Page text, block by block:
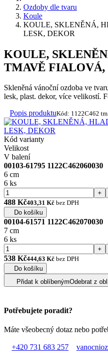
Ozdoby dle tvaru
Koule
KOULE, SKLENĚNÁ,
LESK, DEKOR
KOULE,
TMAVĚ FIALOVÁ,
Skleněná vánoční ozdoba ve
lesk, plast. dekor, více velikostí.
Popis produktuKód: 1122C462
Kód varianty
Velikost
V balení
00103-61795 1122C462060030
6 cm
6 ks
+
488 Kč403,31 Kč bez DPH
Do košíku
00104-61571 1122C462070030
7 cm
6 ks
+
538 Kč444,63 Kč bez DPH
Do košíku
Přidat k oblíbenýmOdebrat z
Potřebujete poradit?
Máte všeobecný dotaz nebo
+420 731 683 257